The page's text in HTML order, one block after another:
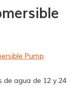
Pump
de agua de 12 y 24